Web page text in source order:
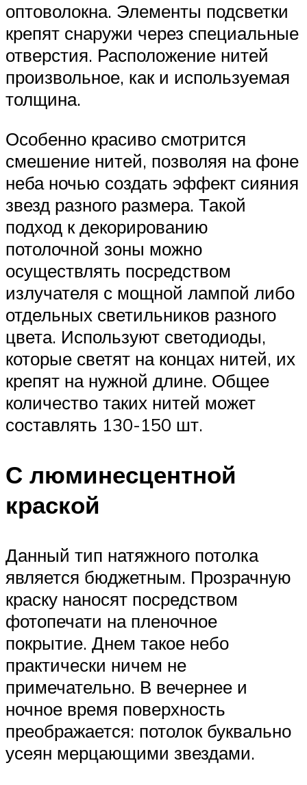
оптоволокна. Элементы подсветки
крепят снаружи через специальные
отверстия. Расположение нитей
произвольное, как и используемая
толщина.
Особенно красиво смотрится
смешение нитей, позволяя на фоне
неба ночью создать эффект сияния
звезд разного размера. Такой
подход к декорированию
потолочной зоны можно
осуществлять посредством
излучателя с мощной лампой либо
отдельных светильников разного
цвета. Используют светодиоды,
которые светят на концах нитей, их
крепят на нужной длине. Общее
количество таких нитей может
составлять 130-150 шт.
С люминесцентной
краской
Данный тип натяжного потолка
является бюджетным. Прозрачную
краску наносят посредством
фотопечати на пленочное
покрытие. Днем такое небо
практически ничем не
примечательно. В вечернее и
ночное время поверхность
преображается: потолок буквально
усеян мерцающими звездами.